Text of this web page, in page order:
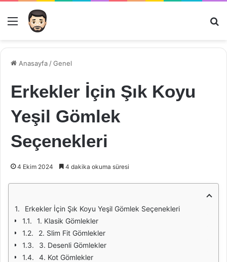
Menü
Anasayfa /Genel
Erkekler İçin Şık Koyu
Yeşil Gömlek
Seçenekleri
4 Ekim 2024 4 dakika okuma süresi
Erkekler İçin Şık Koyu Yeşil Gömlek Seçenekleri
1. Klasik Gömlekler
2. Slim Fit Gömlekler
3. Desenli Gömlekler
4. Kot Gömlekler